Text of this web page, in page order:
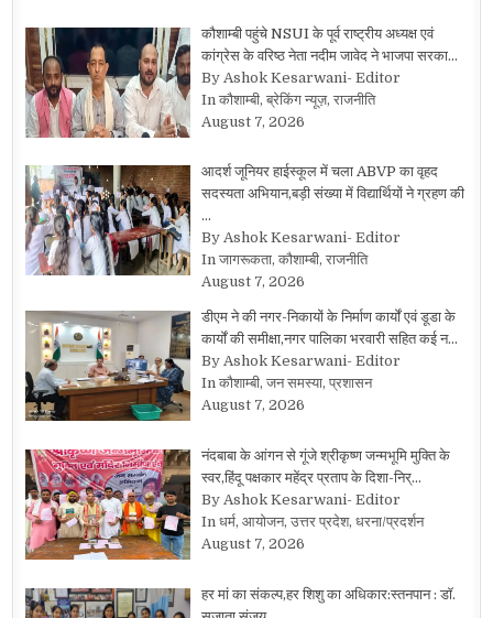
कौशाम्बी पहुंचे NSUI के पूर्व राष्ट्रीय अध्यक्ष एवं
कांग्रेस के वरिष्ठ नेता नदीम जावेद ने भाजपा सरका…
By Ashok Kesarwani- Editor
In कौशाम्बी, ब्रेकिंग न्यूज़, राजनीति
August 7, 2026
आदर्श जूनियर हाईस्कूल में चला ABVP का वृहद
सदस्यता अभियान,बड़ी संख्या में विद्यार्थियों ने ग्रहण की
…
By Ashok Kesarwani- Editor
In जागरूकता, कौशाम्बी, राजनीति
August 7, 2026
डीएम ने की नगर-निकायों के निर्माण कार्यों एवं डूडा के
कार्यों की समीक्षा,नगर पालिका भरवारी सहित कई न…
By Ashok Kesarwani- Editor
In कौशाम्बी, जन समस्या, प्रशासन
August 7, 2026
नंदबाबा के आंगन से गूंजे श्रीकृष्ण जन्मभूमि मुक्ति के
स्वर,हिंदू पक्षकार महेंद्र प्रताप के दिशा-निर्…
By Ashok Kesarwani- Editor
In धर्म, आयोजन, उत्तर प्रदेश, धरना/प्रदर्शन
August 7, 2026
हर मां का संकल्प,हर शिशु का अधिकार:स्तनपान : डॉ.